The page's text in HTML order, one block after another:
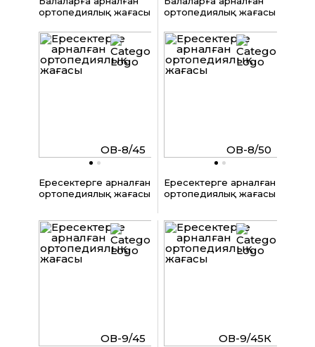
ортопедиялық жағасы
ортопедиялық жағасы
ОВ-8/45
Ересектерге арналған
ортопедиялық жағасы
ОВ-8/50
Ересектерге арналған
ортопедиялық жағасы
ОВ-9/45 ОВ-9/45К